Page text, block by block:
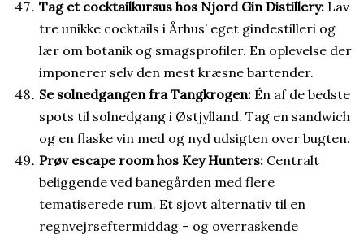
Tag et cocktailkursus hos Njord Gin Distillery: Lav
tre unikke cocktails i Århus’ eget gindestilleri og
lær om botanik og smagsprofiler. En oplevelse der
imponerer selv den mest kræsne bartender.
Se solnedgangen fra Tangkrogen: Én af de bedste
spots til solnedgang i Østjylland. Tag en sandwich
og en flaske vin med og nyd udsigten over bugten.
Prøv escape room hos Key Hunters: Centralt
beliggende ved banegården med flere
tematiserede rum. Et sjovt alternativ til en
regnvejrseftermiddag – og overraskende